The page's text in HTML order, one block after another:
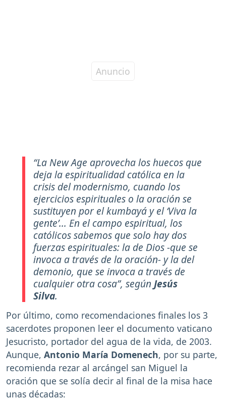
“La New Age aprovecha los huecos que
deja la espiritualidad católica en la
crisis del modernismo, cuando los
ejercicios espirituales o la oración se
sustituyen por el kumbayá y el ‘Viva la
gente’... En el campo espiritual, los
católicos sabemos que solo hay dos
fuerzas espirituales: la de Dios -que se
invoca a través de la oración- y la del
demonio, que se invoca a través de
cualquier otra cosa”, según Jesús
Silva.
Por último, como recomendaciones finales los 3
sacerdotes proponen leer el documento vaticano
Jesucristo, portador del agua de la vida, de 2003.
Aunque, Antonio María Domenech, por su parte,
recomienda rezar al arcángel san Miguel la
oración que se solía decir al final de la misa hace
unas décadas: